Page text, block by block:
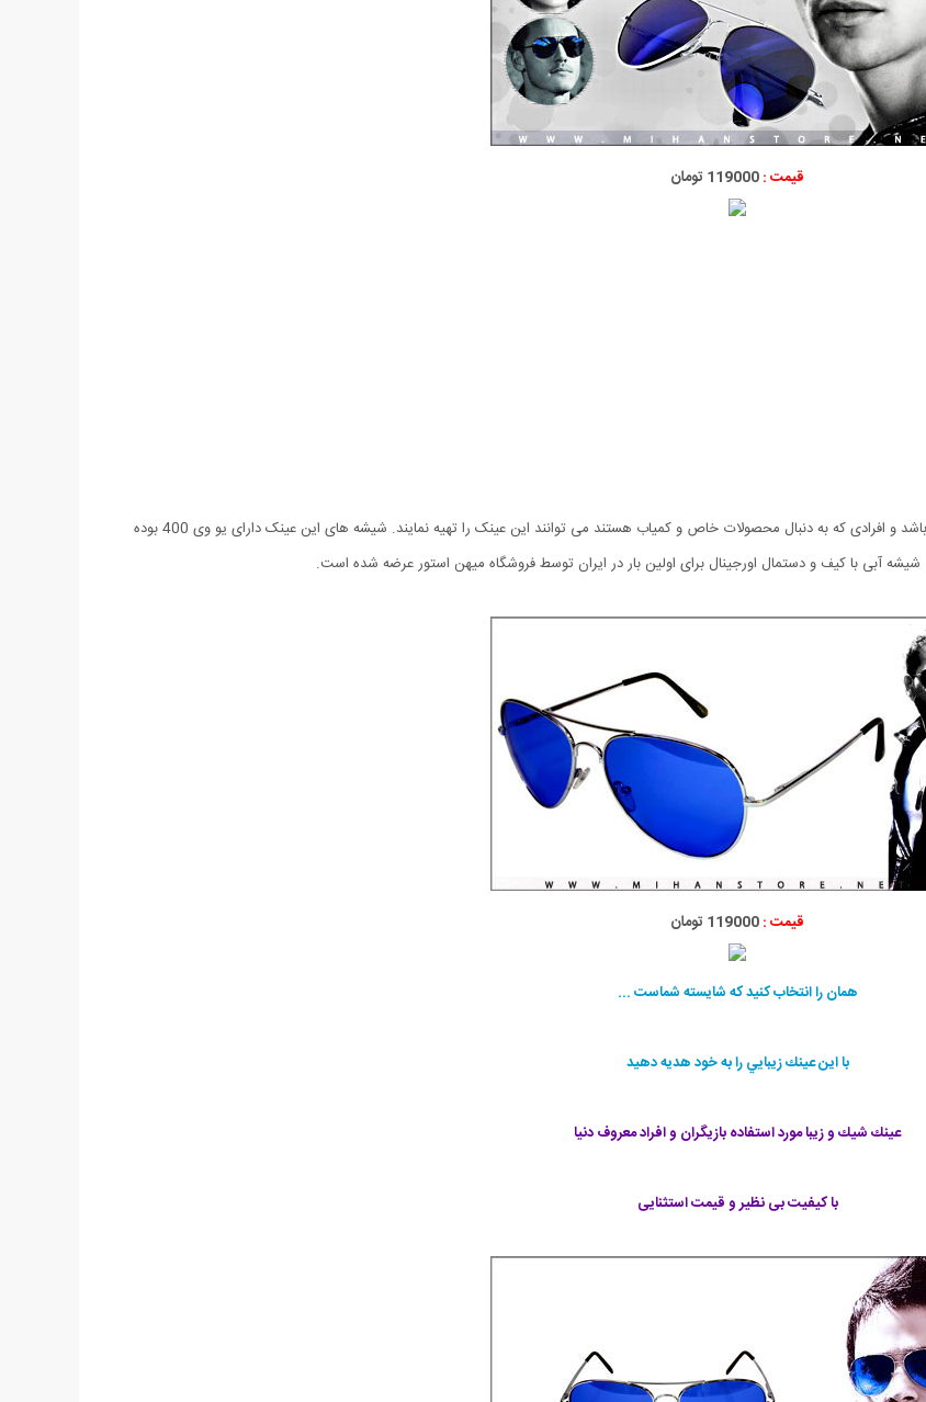
قیمت :119000 تومان
طرح این عینک آفتابی متناسب با سلیقه های خاص آقایان و خانم ها می باشد و افرادی که به دنبال محصولات خاص و کمیاب هستند می توانند این عینک را تهیه نمایند. شیشه های این عینک دارای یو وی 400 بوده
آبی با کیف و دستمال اورجینال برای اولین بار در ایران توسط فروشگاه میهن استور عرضه شده است.
قیمت :119000 تومان
همان را انتخاب كنيد كه شايسته شماست ...
با اين عينك زيبایي را به خود هديه دهيد
عينك شيك و زيبا مورد استفاده بازيگران و افراد معروف دنیا
با کیفیت بی نظیر و قیمت استثنایی